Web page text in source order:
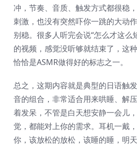
冲，节奏、音质、触发方式都很稳
刺激，也没有突然吓你一跳的大动
别稳。很多人听完会说“怎么才这么
的视频，感觉没听够就结束了，这
恰恰是ASMR做得好的标志之一。
总之，这期内容就是典型的日语触
音的组合，非常适合用来哄睡、解
着发呆，不管是白天想安静一会儿
觉，都能对上你的需求。耳机一戴
你，该放松的放松，该睡的睡，明天